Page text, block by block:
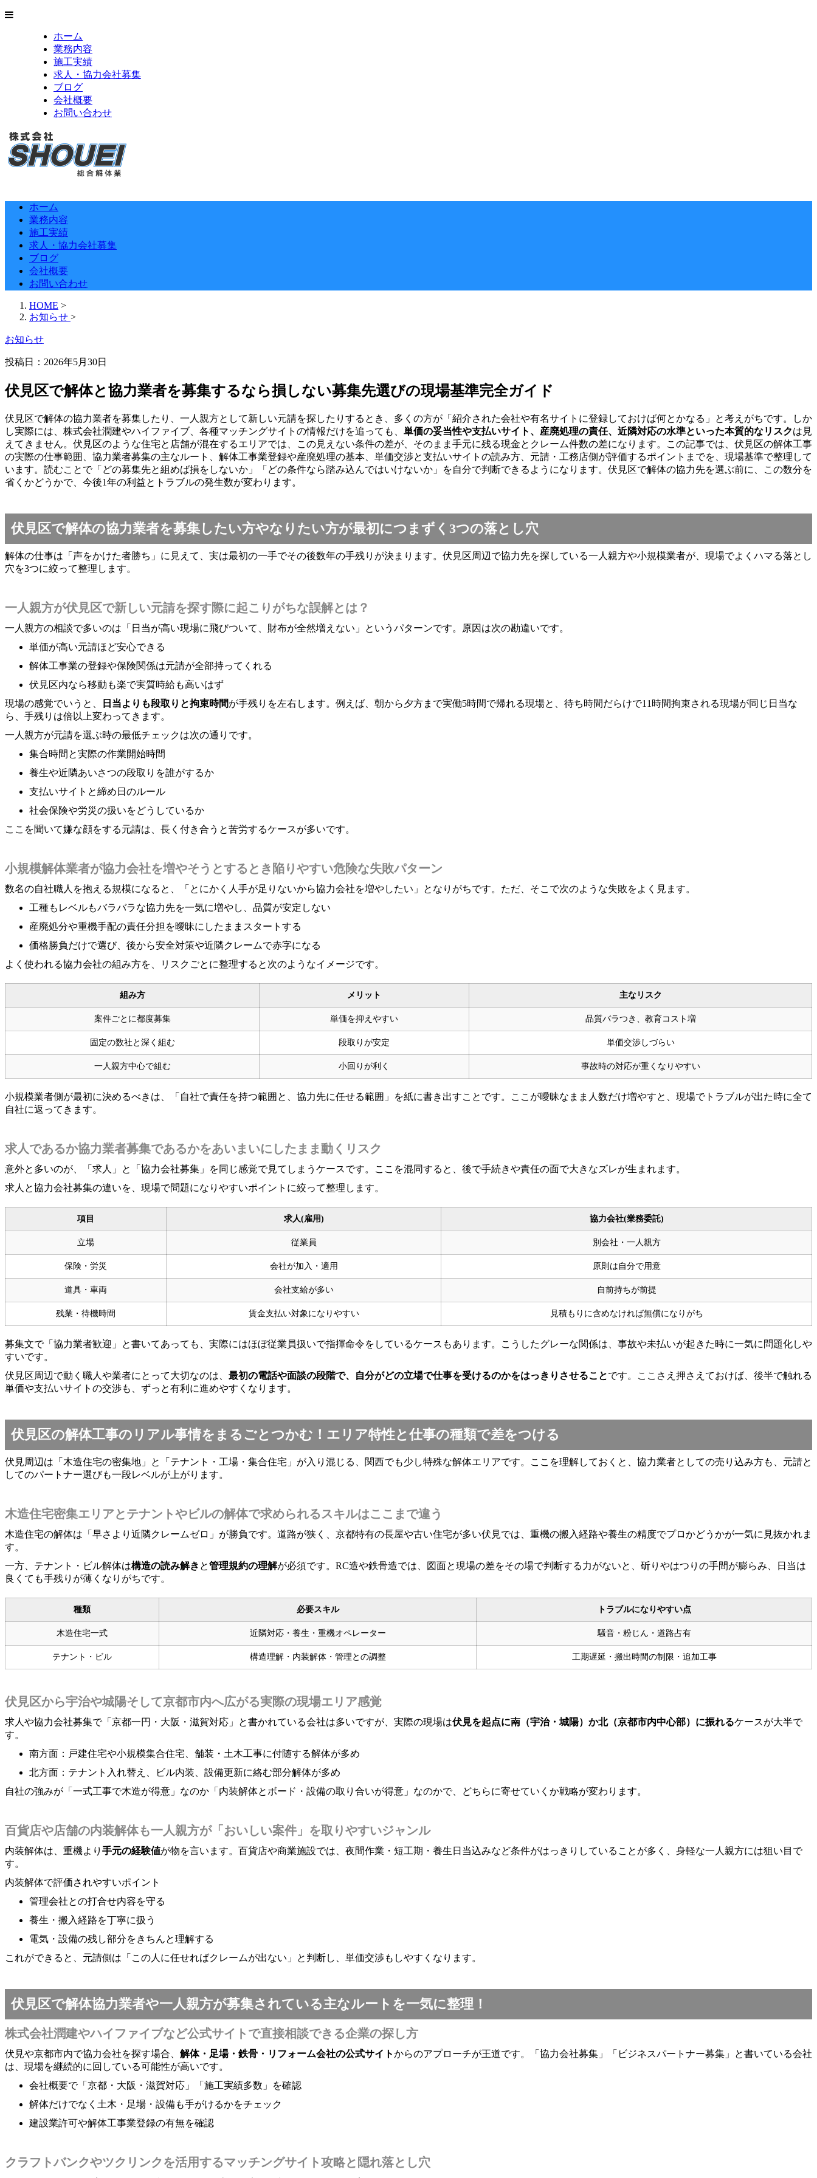
ホーム
業務内容
施工実績
求人・協力会社募集
ブログ
会社概要
お問い合わせ
ホーム
業務内容
施工実績
求人・協力会社募集
ブログ
会社概要
お問い合わせ
HOME >
お知らせ >
お知らせ
投稿日： 2026年5月30日
伏見区で解体と協力業者を募集するなら損しない募集先選びの現場基準完全ガイド
伏見区で解体の協力業者を募集したり、一人親方として新しい元請を探したりするとき、多くの方が「紹介された会社や有名サイトに登録しておけば何とかなる」と考えがちです。しか
し実際には、株式会社潤建やハイファイブ、各種マッチングサイトの情報だけを追っても、 単価の妥当性や支払いサイト、産廃処理の責任、近隣対応の水準といった本質的なリスクは見
えてきません。伏見区のような住宅と店舗が混在するエリアでは、この見えない条件の差が、そのまま手元に残る現金とクレーム件数の差になります。この記事では、伏見区の解体工事
の実際の仕事範囲、協力業者募集の主なルート、解体工事業登録や産廃処理の基本、単価交渉と支払いサイトの読み方、元請・工務店側が評価するポイントまでを、現場基準で整理して
います。読むことで「どの募集先と組めば損をしないか」「どの条件なら踏み込んではいけないか」を自分で判断できるようになります。伏見区で解体の協力先を選ぶ前に、この数分を
省くかどうかで、今後1年の利益とトラブルの発生数が変わります。
伏見区で解体の協力業者を募集したい方やなりたい方が最初につまずく3つの落とし穴
解体の仕事は「声をかけた者勝ち」に見えて、実は最初の一手でその後数年の手残りが決まります。伏見区周辺で協力先を探している一人親方や小規模業者が、現場でよくハマる落とし
穴を3つに絞って整理します。
一人親方が伏見区で新しい元請を探す際に起こりがちな誤解とは？
一人親方の相談で多いのは「日当が高い現場に飛びついて、財布が全然増えない」というパターンです。原因は次の勘違いです。
単価が高い元請ほど安心できる
解体工事業の登録や保険関係は元請が全部持ってくれる
伏見区内なら移動も楽で実質時給も高いはず
現場の感覚でいうと、
日当よりも段取りと拘束時間が手残りを左右します。例えば、朝から夕方まで実働5時間で帰れる現場と、待ち時間だらけで11時間拘束される現場が同じ日当な
ら、手残りは倍以上変わってきます。
一人親方が元請を選ぶ時の最低チェックは次の通りです。
集合時間と実際の作業開始時間
養生や近隣あいさつの段取りを誰がするか
支払いサイトと締め日のルール
社会保険や労災の扱いをどうしているか
ここを聞いて嫌な顔をする元請は、長く付き合うと苦労するケースが多いです。
小規模解体業者が協力会社を増やそうとするとき陥りやすい危険な失敗パターン
数名の自社職人を抱える規模になると、「とにかく人手が足りないから協力会社を増やしたい」となりがちです。ただ、そこで次のような失敗をよく見ます。
工種もレベルもバラバラな協力先を一気に増やし、品質が安定しない
産廃処分や重機手配の責任分担を曖昧にしたままスタートする
価格勝負だけで選び、後から安全対策や近隣クレームで赤字になる
よく使われる協力会社の組み方を、リスクごとに整理すると次のようなイメージです。
組み方 メリット 主なリスク
案件ごとに都度募集 単価を抑えやすい 品質バラつき、教育コスト増
固定の数社と深く組む 段取りが安定 単価交渉しづらい
一人親方中心で組む 小回りが利く 事故時の対応が重くなりやすい
小規模業者側が最初に決めるべきは、「自社で責任を持つ範囲と、協力先に任せる範囲」を紙に書き出すことです。ここが曖昧なまま人数だけ増やすと、現場でトラブルが出た時に全て
自社に返ってきます。
求人であるか協力業者募集であるかをあいまいにしたまま動くリスク
意外と多いのが、「求人」と「協力会社募集」を同じ感覚で見てしまうケースです。ここを混同すると、後で手続きや責任の面で大きなズレが生まれます。
求人と協力会社募集の違いを、現場で問題になりやすいポイントに絞って整理します。
項目 求人(雇用) 協力会社(業務委託)
立場 従業員 別会社・一人親方
保険・労災 会社が加入・適用 原則は自分で用意
道具・車両 会社支給が多い 自前持ちが前提
残業・待機時間 賃金支払い対象になりやすい 見積もりに含めなければ無償になりがち
募集文で「協力業者歓迎」と書いてあっても、実際にはほぼ従業員扱いで指揮命令をしているケースもあります。こうしたグレーな関係は、事故や未払いが起きた時に一気に問題化しや
すいです。
伏見区周辺で動く職人や業者にとって大切なのは、 最初の電話や面談の段階で、自分がどの立場で仕事を受けるのかをはっきりさせることです。ここさえ押さえておけば、後半で触れる
単価や支払いサイトの交渉も、ずっと有利に進めやすくなります。
伏見区の解体工事のリアル事情をまるごとつかむ！エリア特性と仕事の種類で差をつける
伏見周辺は「木造住宅の密集地」と「テナント・工場・集合住宅」が入り混じる、関西でも少し特殊な解体エリアです。ここを理解しておくと、協力業者としての売り込み方も、元請と
してのパートナー選びも一段レベルが上がります。
木造住宅密集エリアとテナントやビルの解体で求められるスキルはここまで違う
木造住宅の解体は「早さより近隣クレームゼロ」が勝負です。道路が狭く、京都特有の長屋や古い住宅が多い伏見では、重機の搬入経路や養生の精度でプロかどうかが一気に見抜かれま
す。
一方、テナント・ビル解体は構造の読み解き と管理規約の理解が必須です。RC造や鉄骨造では、図面と現場の差をその場で判断する力がないと、斫りやはつりの手間が膨らみ、日当は
良くても手残りが薄くなりがちです。
種類 必要スキル トラブルになりやすい点
木造住宅一式 近隣対応・養生・重機オペレーター 騒音・粉じん・道路占有
テナント・ビル 構造理解・内装解体・管理との調整 工期遅延・搬出時間の制限・追加工事
伏見区から宇治や城陽そして京都市内へ広がる実際の現場エリア感覚
求人や協力会社募集で「京都一円・大阪・滋賀対応」と書かれている会社は多いですが、実際の現場は伏見を起点に南（宇治・城陽）か北（京都市内中心部）に振れるケースが大半で
す。
南方面：戸建住宅や小規模集合住宅、舗装・土木工事に付随する解体が多め
北方面：テナント入れ替え、ビル内装、設備更新に絡む部分解体が多め
自社の強みが「一式工事で木造が得意」なのか「内装解体とボード・設備の取り合いが得意」なのかで、どちらに寄せていくか戦略が変わります。
百貨店や店舗の内装解体も一人親方が「おいしい案件」を取りやすいジャンル
内装解体は、重機より 手元の経験値が物を言います。百貨店や商業施設では、夜間作業・短工期・養生日当込みなど条件がはっきりしていることが多く、身軽な一人親方には狙い目で
す。
内装解体で評価されやすいポイント
管理会社との打合せ内容を守る
養生・搬入経路を丁寧に扱う
電気・設備の残し部分をきちんと理解する
これができると、元請側は「この人に任せればクレームが出ない」と判断し、単価交渉もしやすくなります。
伏見区で解体協力業者や一人親方が募集されている主なルートを一気に整理！
株式会社潤建やハイファイブなど公式サイトで直接相談できる企業の探し方
伏見や京都市内で協力会社を探す場合、 解体・足場・鉄骨・リフォーム会社の公式サイトからのアプローチが王道です。「協力会社募集」「ビジネスパートナー募集」と書いている会社
は、現場を継続的に回している可能性が高いです。
会社概要で「京都・大阪・滋賀対応」「施工実績多数」を確認
解体だけでなく土木・足場・設備も手がけるかをチェック
建設業許可や解体工事業登録の有無を確認
クラフトバンクやツクリンクを活用するマッチングサイト攻略と隠れ落とし穴